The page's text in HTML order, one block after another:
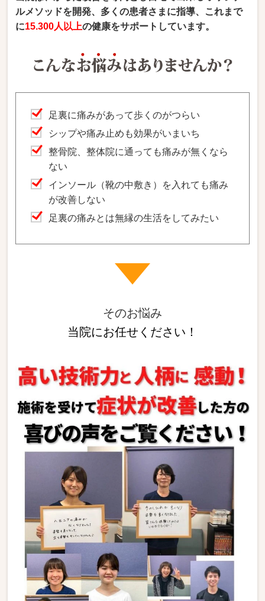
ルメソッドを開発、多くの患者さまに指導、これまで
に15.300人以上の健康をサポートしています。
足裏に痛みがあって歩くのがつらい
シップや痛み止めも効果がいまいち
整骨院、整体院に通っても痛みが無くなら
ない
インソール（靴の中敷き）を入れても痛み
が改善しない
足裏の痛みとは無縁の生活をしてみたい
そのお悩み
当院にお任せください！